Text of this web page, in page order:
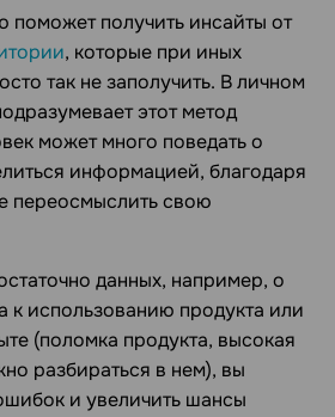
поможет получить инсайты от
, которые при иных
так не заполучить. В личном
этот метод
может много поведать о
информацией, благодаря
переосмыслить свою
данных, например, о
к использованию продукта или
(поломка продукта, высокая
разбираться в нем), вы
и увеличить шансы